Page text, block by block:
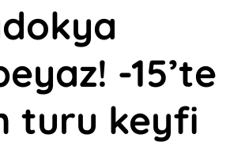
-15’te
turu keyfi